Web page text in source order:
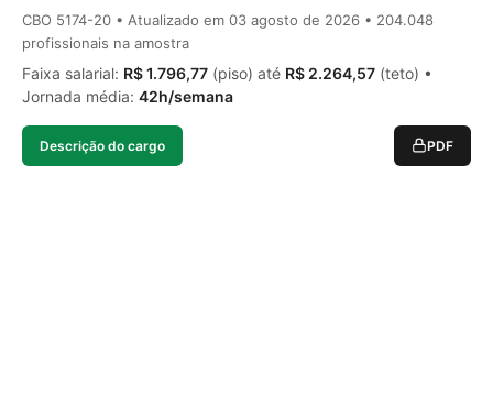
CBO 5174-20 • Atualizado em 03 agosto de 2026 • 204.048
profissionais na amostra
Faixa salarial: R$ 1.796,77 (piso) até R$ 2.264,57 (teto) •
Jornada média: 42h/semana
Descrição do cargo PDF